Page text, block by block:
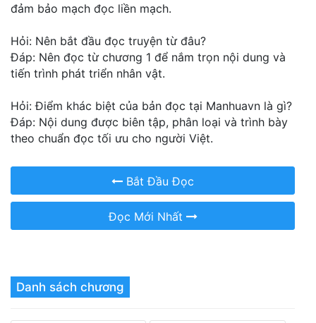
đảm bảo mạch đọc liền mạch.
Hỏi: Nên bắt đầu đọc truyện từ đâu?
Đáp: Nên đọc từ chương 1 để nắm trọn nội dung và
tiến trình phát triển nhân vật.
Hỏi: Điểm khác biệt của bản đọc tại Manhuavn là gì?
Đáp: Nội dung được biên tập, phân loại và trình bày
theo chuẩn đọc tối ưu cho người Việt.
Bắt Đầu Đọc
Đọc Mới Nhất
Danh sách chương